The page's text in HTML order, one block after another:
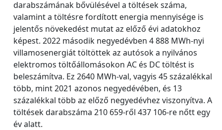
darabszámának bővülésével a töltések száma,
valamint a töltésre fordított energia mennyisége is
jelentős növekedést mutat az előző évi adatokhoz
képest. 2022 második negyedévben 4 888 MWh-nyi
villamosenergiát töltöttek az autósok a nyilvános
elektromos töltőállomásokon AC és DC töltést is
beleszámítva. Ez 2640 MWh-val, vagyis 45 százalékkal
több, mint 2021 azonos negyedévében, és 13
százalékkal több az előző negyedévhez viszonyítva. A
töltések darabszáma 210 659-ről 437 106-re nőtt egy
év alatt.